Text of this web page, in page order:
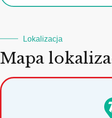
Lokalizacja
Mapa